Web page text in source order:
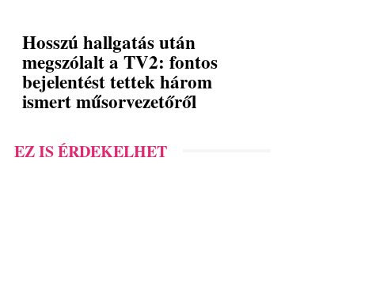
Hosszú hallgatás után
megszólalt a TV2: fontos
bejelentést tettek három
ismert műsorvezetőről
EZ IS ÉRDEKELHET